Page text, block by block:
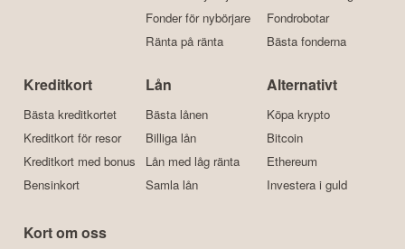
Fonder för nybörjare
Ränta på ränta
Fondrobotar
Bästa fonderna
Kreditkort
Bästa kreditkortet
Kreditkort för resor
Kreditkort med bonus
Bensinkort
Lån
Bästa lånen
Billiga lån
Lån med låg ränta
Samla lån
Alternativt
Köpa krypto
Bitcoin
Ethereum
Investera i guld
Kort om oss